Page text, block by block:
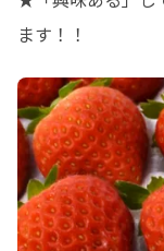
ます！！